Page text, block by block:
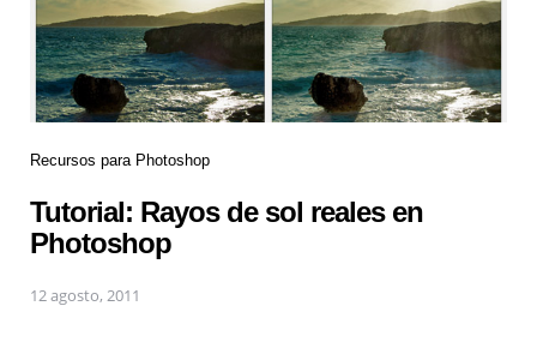
Recursos para Photoshop
Tutorial: Rayos de sol reales en
Photoshop
12 agosto, 2011